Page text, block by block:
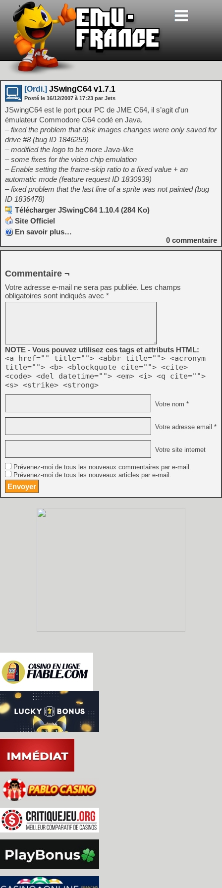
[Ordi.] JSwingC64 v1.7.1
Posté le 16/12/2007 à 17:23 par Jets
JSwingC64 est le port pour PC de JME C64, il s’agit d’un
émulateur Commodore C64 codé en Java.
– fixed the problem that disk images changes were only saved for
drive #8 (bug ID 1846259)
– modified the logo to be more Java-like
– some fixes for the video chip emulation
– Enable setting the frame-skip ratio to a fixed value + an
automatic mode (feature request ID 1830939)
– fixed problem that the last line of a sprite was not painted (bug
ID 1836478)
Télécharger JSwingC64 1.10.4 (284 Ko)
Site Officiel
En savoir plus…
0 commentaire
Commentaire ¬
Votre adresse e-mail ne sera pas publiée. Les champs
obligatoires sont indiqués avec *
NOTE - Vous pouvez utilisez ces tags et attributs HTML:
<a href="" title=""> <abbr title=""> <acronym
title=""> <b> <blockquote cite=""> <cite>
<code> <del datetime=""> <em> <i> <q cite="">
<s> <strike> <strong>
Votre nom *
Votre adresse email *
Votre site internet
Prévenez-moi de tous les nouveaux commentaires par e-mail.
Prévenez-moi de tous les nouveaux articles par e-mail.